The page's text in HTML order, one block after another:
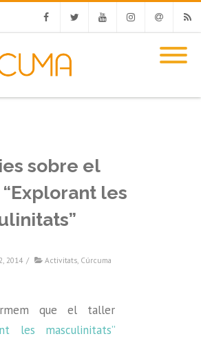
Email RSS
sobre el
les
2014 / Activitats, Cúrcuma
que el taller
les masculinitats”